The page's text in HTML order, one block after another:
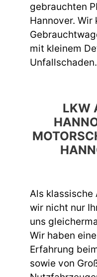
gebrauchten
Hannover. Wir
mit kleinem
Unfallschaden.
LKW
Als klassische
wir nicht nur
uns
Wir haben
Erfahrung
sowie von